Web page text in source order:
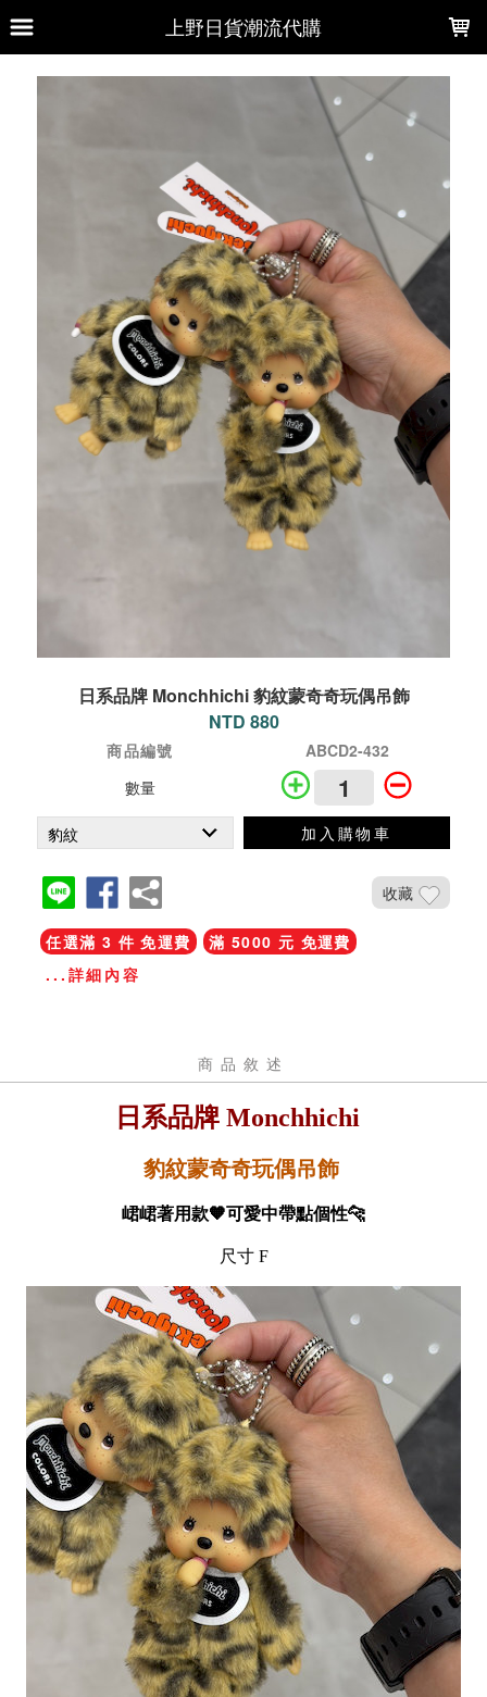
上野日貨潮流代購
日系品牌 Monchhichi 豹紋蒙奇奇玩偶吊飾
NTD 880
商品編號
ABCD2-432
數量
加入購物車
收藏
任選滿 3 件 免運費
滿 5000 元 免運費
...詳細內容
商品敘述